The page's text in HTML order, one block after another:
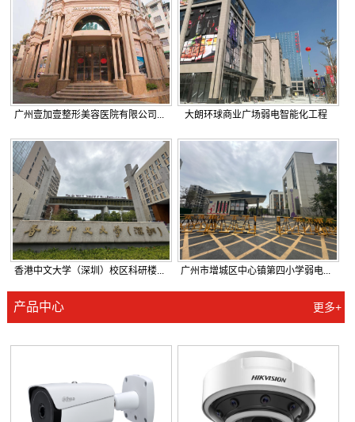
广州壹加壹整形美容医院有限公司... 大朗环球商业广场弱电智能化工程
香港中文大学（深圳）校区科研楼... 广州市增城区中心镇第四小学弱电...
产品中心 更多+